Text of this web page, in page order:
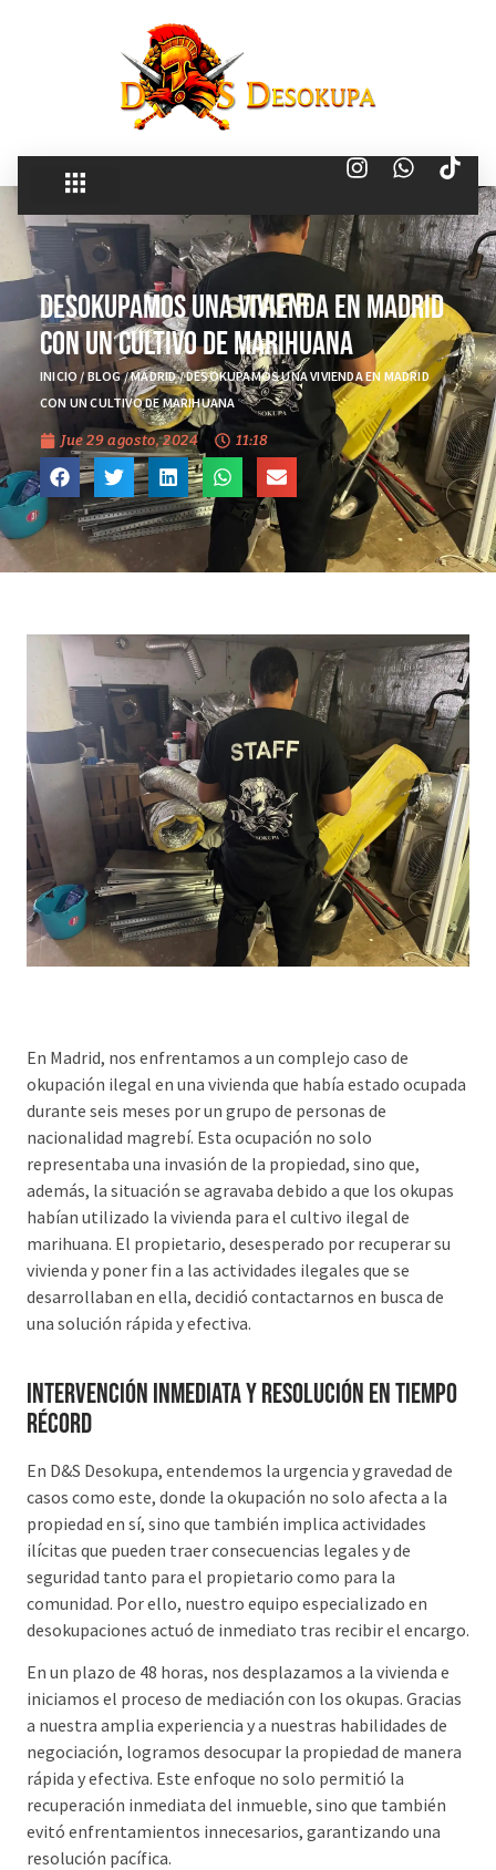
Desokupamos una Vivienda en Madrid
con un Cultivo de Marihuana
INICIO /BLOG/MADRID/DESOKUPAMOS UNA VIVIENDA EN MADRID
CON UN CULTIVO DE MARIHUANA
Jue 29 agosto, 2024 11:18
En Madrid, nos enfrentamos a un complejo caso de
okupación ilegal en una vivienda que había estado ocupada
durante seis meses por un grupo de personas de
nacionalidad magrebí. Esta ocupación no solo
representaba una invasión de la propiedad, sino que,
además, la situación se agravaba debido a que los okupas
habían utilizado la vivienda para el cultivo ilegal de
marihuana. El propietario, desesperado por recuperar su
vivienda y poner fin a las actividades ilegales que se
desarrollaban en ella, decidió contactarnos en busca de
una solución rápida y efectiva.
Intervención Inmediata y Resolución en Tiempo
Récord
En D&S Desokupa, entendemos la urgencia y gravedad de
casos como este, donde la okupación no solo afecta a la
propiedad en sí, sino que también implica actividades
ilícitas que pueden traer consecuencias legales y de
seguridad tanto para el propietario como para la
comunidad. Por ello, nuestro equipo especializado en
desokupaciones actuó de inmediato tras recibir el encargo.
En un plazo de 48 horas, nos desplazamos a la vivienda e
iniciamos el proceso de mediación con los okupas. Gracias
a nuestra amplia experiencia y a nuestras habilidades de
negociación, logramos desocupar la propiedad de manera
rápida y efectiva. Este enfoque no solo permitió la
recuperación inmediata del inmueble, sino que también
evitó enfrentamientos innecesarios, garantizando una
resolución pacífica.